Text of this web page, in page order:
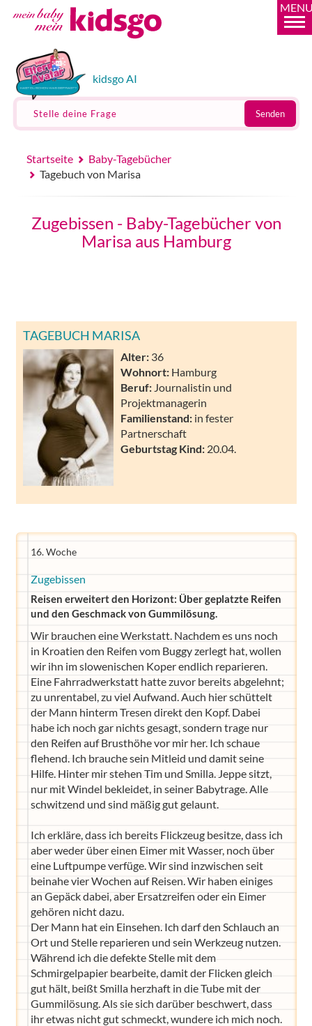
kidsgo AI
Stelle deine Frage Senden
Startseite
Baby-Tagebücher
Tagebuch von Marisa
Zugebissen - Baby-Tagebücher von
Marisa aus Hamburg
TAGEBUCH MARISA
Alter: 36
Wohnort: Hamburg
Beruf: Journalistin und
Projektmanagerin
Familienstand: in fester
Partnerschaft
Geburtstag Kind: 20.04.
16. Woche
Zugebissen
Reisen erweitert den Horizont: Über geplatzte Reifen
und den Geschmack von Gummilösung.
Wir brauchen eine Werkstatt. Nachdem es uns noch
in Kroatien den Reifen vom Buggy zerlegt hat, wollen
wir ihn im slowenischen Koper endlich reparieren.
Eine Fahrradwerkstatt hatte zuvor bereits abgelehnt;
zu unrentabel, zu viel Aufwand. Auch hier schüttelt
der Mann hinterm Tresen direkt den Kopf. Dabei
habe ich noch gar nichts gesagt, sondern trage nur
den Reifen auf Brusthöhe vor mir her. Ich schaue
flehend. Ich brauche sein Mitleid und damit seine
Hilfe. Hinter mir stehen Tim und Smilla. Jeppe sitzt,
nur mit Windel bekleidet, in seiner Babytrage. Alle
schwitzend und sind mäßig gut gelaunt.
Ich erkläre, dass ich bereits Flickzeug besitze, dass ich
aber weder über einen Eimer mit Wasser, noch über
eine Luftpumpe verfüge. Wir sind inzwischen seit
beinahe vier Wochen auf Reisen. Wir haben einiges
an Gepäck dabei, aber Ersatzreifen oder ein Eimer
gehören nicht dazu.
Der Mann hat ein Einsehen. Ich darf den Schlauch an
Ort und Stelle reparieren und sein Werkzeug nutzen.
Während ich die defekte Stelle mit dem
Schmirgelpapier bearbeite, damit der Flicken gleich
gut hält, beißt Smilla herzhaft in die Tube mit der
Gummilösung. Als sie sich darüber beschwert, dass
ihr etwas nicht gut schmeckt, wundere ich mich noch.